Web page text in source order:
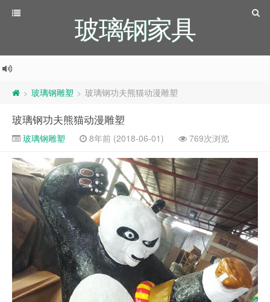
玻璃钢家具
> 玻璃钢雕塑 > 玻璃钢功夫熊猫动漫雕塑
玻璃钢功夫熊猫动漫雕塑
玻璃钢雕塑 8年前 (2018-06-01) 769次浏览